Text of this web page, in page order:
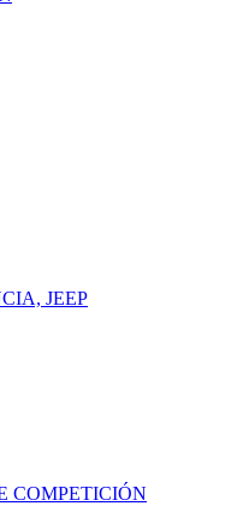
JEEP
COMPETICIÓN